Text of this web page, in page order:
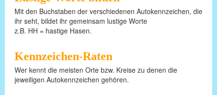
Mit den Buchstaben der verschiedenen Autokennzeichen, die
ihr seht, bildet ihr gemeinsam lustige Worte
z.B. HH = hastige Hasen.
Kennzeichen-Raten
Wer kennt die meisten Orte bzw. Kreise zu denen die
jeweiligen Autokennzeichen gehören.